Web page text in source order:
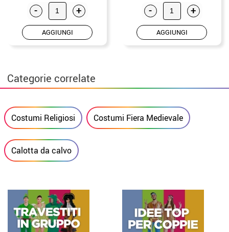
- +
AGGIUNGI
- +
AGGIUNGI
Categorie correlate
Costumi Religiosi Costumi Fiera Medievale
Calotta da calvo